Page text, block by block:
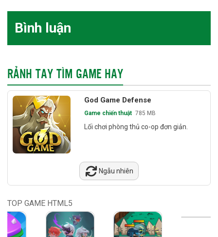
Bình luận
RẢNH TAY TÌM GAME HAY
God Game Defense
Game chiến thuật 785 MB
Lối chơi phòng thủ co-op đơn giản.
Ngẫu nhiên
TOP GAME HTML5